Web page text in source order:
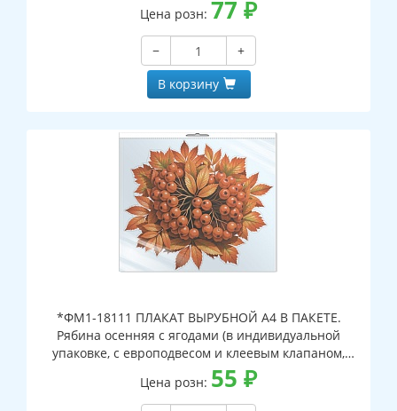
Цена розн: 77 ₽
−
+
В корзину
*ФМ1-18111 ПЛАКАТ ВЫРУБНОЙ А4 В ПАКЕТЕ.
Рябина осенняя с ягодами (в индивидуальной
упаковке, с европодвесом и клеевым клапаном,
двухсторонний, ВД-лак)
Цена розн: 55 ₽